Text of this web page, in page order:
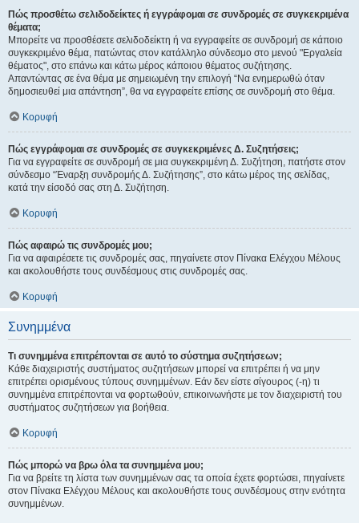
Πώς προσθέτω σελιδοδείκτες ή εγγράφομαι σε συνδρομές σε συγκεκριμένα
θέματα;
Μπορείτε να προσθέσετε σελιδοδείκτη ή να εγγραφείτε σε συνδρομή σε κάποιο
συγκεκριμένο θέμα, πατώντας στον κατάλληλο σύνδεσμο στο μενού "Εργαλεία
θέματος", στο επάνω και κάτω μέρος κάποιου θέματος συζήτησης.
Απαντώντας σε ένα θέμα με σημειωμένη την επιλογή “Να ενημερωθώ όταν
δημοσιευθεί μια απάντηση”, θα να εγγραφείτε επίσης σε συνδρομή στο θέμα.
Κορυφή
Πώς εγγράφομαι σε συνδρομές σε συγκεκριμένες Δ. Συζητήσεις;
Για να εγγραφείτε σε συνδρομή σε μια συγκεκριμένη Δ. Συζήτηση, πατήστε στον
σύνδεσμο “Έναρξη συνδρομής Δ. Συζήτησης”, στο κάτω μέρος της σελίδας,
κατά την είσοδό σας στη Δ. Συζήτηση.
Κορυφή
Πώς αφαιρώ τις συνδρομές μου;
Για να αφαιρέσετε τις συνδρομές σας, πηγαίνετε στον Πίνακα Ελέγχου Μέλους
και ακολουθήστε τους συνδέσμους στις συνδρομές σας.
Κορυφή
Συνημμένα
Τι συνημμένα επιτρέπονται σε αυτό το σύστημα συζητήσεων;
Κάθε διαχειριστής συστήματος συζητήσεων μπορεί να επιτρέπει ή να μην
επιτρέπει ορισμένους τύπους συνημμένων. Εάν δεν είστε σίγουρος (-η) τι
συνημμένα επιτρέπονται να φορτωθούν, επικοινωνήστε με τον διαχειριστή του
συστήματος συζητήσεων για βοήθεια.
Κορυφή
Πώς μπορώ να βρω όλα τα συνημμένα μου;
Για να βρείτε τη λίστα των συνημμένων σας τα οποία έχετε φορτώσει, πηγαίνετε
στον Πίνακα Ελέγχου Μέλους και ακολουθήστε τους συνδέσμους στην ενότητα
συνημμένων.